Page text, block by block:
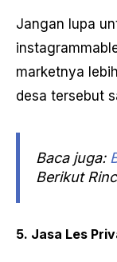
Jangan lupa
marketnya
desa tersebut
Baca juga:
Berikut
5. Jasa Les